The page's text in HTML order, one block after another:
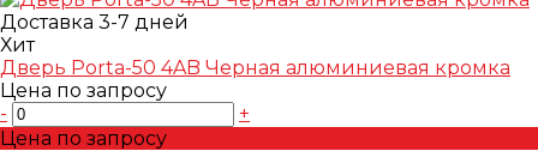
Доставка 3-7 дней
Хит
Дверь Porta-50 4AB Черная алюминиевая кромка
Цена по запросу
-
+
Цена по запросу